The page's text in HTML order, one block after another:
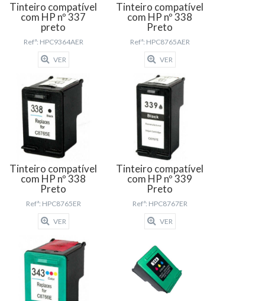
Tinteiro compatível
com HP nº 337
preto
Refª: HPC9364AER
VER
Tinteiro compatível
com HP nº 338
Preto
Refª: HPC8765AER
VER
Tinteiro compatível
com HP nº 338
Preto
Refª: HPC8765ER
VER
Tinteiro compatível
com HP nº 339
Preto
Refª: HPC8767ER
VER